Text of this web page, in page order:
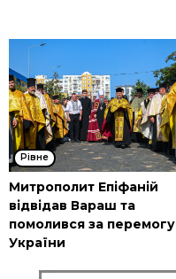
Рівне
Митрополит Епіфаній
відвідав Вараш та
помолився за перемогу
України